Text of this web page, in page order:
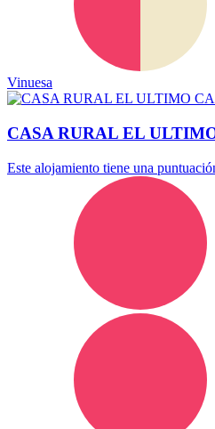
Vinuesa
CASA RURAL EL
Este alojamiento tiene una